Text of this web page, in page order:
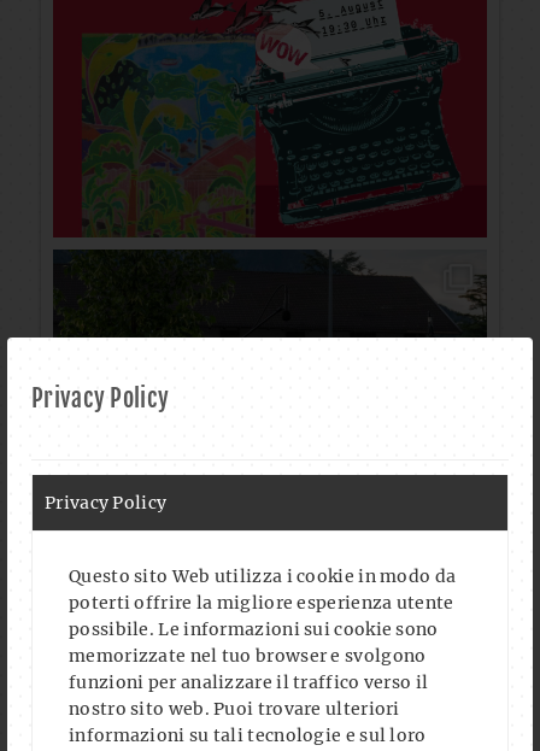
Privacy Policy
Privacy Policy
Questo sito Web utilizza i cookie in modo da
poterti offrire la migliore esperienza utente
possibile. Le informazioni sui cookie sono
memorizzate nel tuo browser e svolgono
funzioni per analizzare il traffico verso il
nostro sito web. Puoi trovare ulteriori
informazioni su tali tecnologie e sul loro